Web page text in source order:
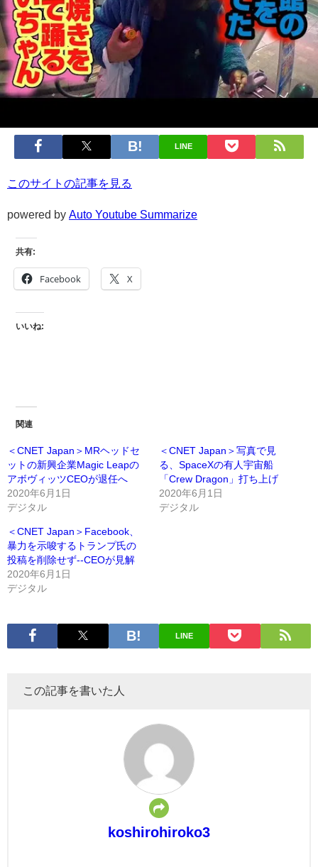
LINE
このサイトの記事を見る
powered by Auto Youtube Summarize
共有:
Facebook X
いいね:
関連
＜CNET Japan＞MRヘッドセ
ットの新興企業Magic Leapの
アボヴィッツCEOが退任へ
2020年6月1日
デジタル
＜CNET Japan＞写真で見
る、SpaceXの有人宇宙船
「Crew Dragon」打ち上げ
2020年6月1日
デジタル
＜CNET Japan＞Facebook、
暴力を示唆するトランプ氏の
投稿を削除せず--CEOが見解
2020年6月1日
デジタル
LINE
この記事を書いた人
koshirohiroko3